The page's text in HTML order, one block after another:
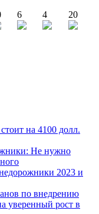
6 4 20
на 4100 долл.
Не нужно
2023 и
по внедрению
уверенный рост в